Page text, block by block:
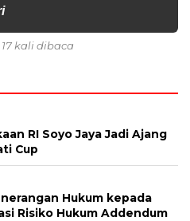
kali dibaca
RI Soyo Jaya Jadi Ajang
Cup
Hukum kepada
Risiko Hukum Addendum